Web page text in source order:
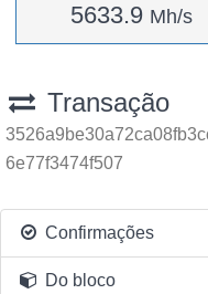
5633.9 Mh/s
Transação
6e77f3474f507
Confirmações
Do bloco